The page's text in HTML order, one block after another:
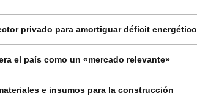
privado para amortiguar déficit energético
el país como un «mercado relevante»
e insumos para la construcción